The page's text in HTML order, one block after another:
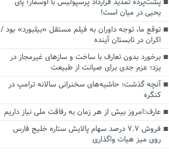
یحیی در میان است!
توقع ما، توجه داوران به فیلم مستقل «بیلبورد» بود /
اکران در تابستان آینده
برخورد بدون تعارف با ساخت‌ و سازهای غیرمجاز در
یزد؛ عزم جدی برای صیانت از طبیعت
آنچه گذشت؛ حاشیه‌های سخنرانی سالانه ترامپ در
کنگره
عارف:امروز بیش از هر زمان به رفاقت ملی نیاز داریم
فروش ۷.۷ درصد سهام پالایش ستاره خلیج فارس
روی میز هیات واگذاری